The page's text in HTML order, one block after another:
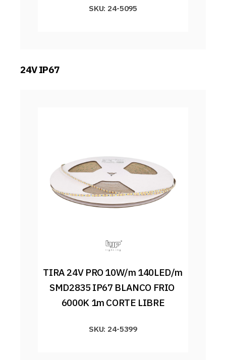
SKU: 24-5095
24V IP67
TIRA 24V PRO 10W/m 140LED/m
SMD2835 IP67 BLANCO FRIO
6000K 1m CORTE LIBRE
SKU: 24-5399